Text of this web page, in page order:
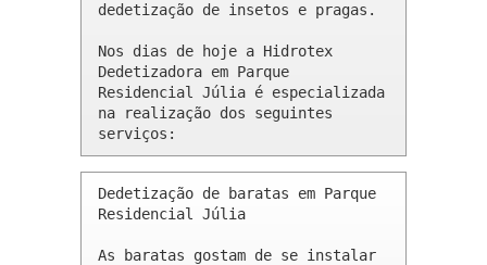
dedetização de insetos e pragas.
Nos dias de hoje a Hidrotex
Dedetizadora em Parque
Residencial Júlia é especializada
na realização dos seguintes
serviços:
Dedetização de baratas em Parque
Residencial Júlia
As baratas gostam de se instalar